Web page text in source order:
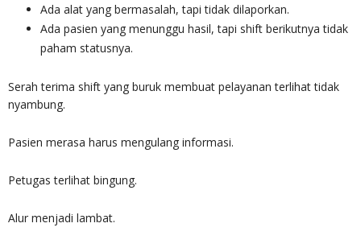
Ada alat yang bermasalah, tapi tidak dilaporkan.
Ada pasien yang menunggu hasil, tapi shift berikutnya tidak
paham statusnya.
Serah terima shift yang buruk membuat pelayanan terlihat tidak
nyambung.
Pasien merasa harus mengulang informasi.
Petugas terlihat bingung.
Alur menjadi lambat.